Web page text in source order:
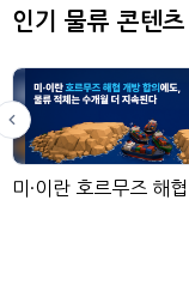
인기 물류 콘텐츠
LinGo